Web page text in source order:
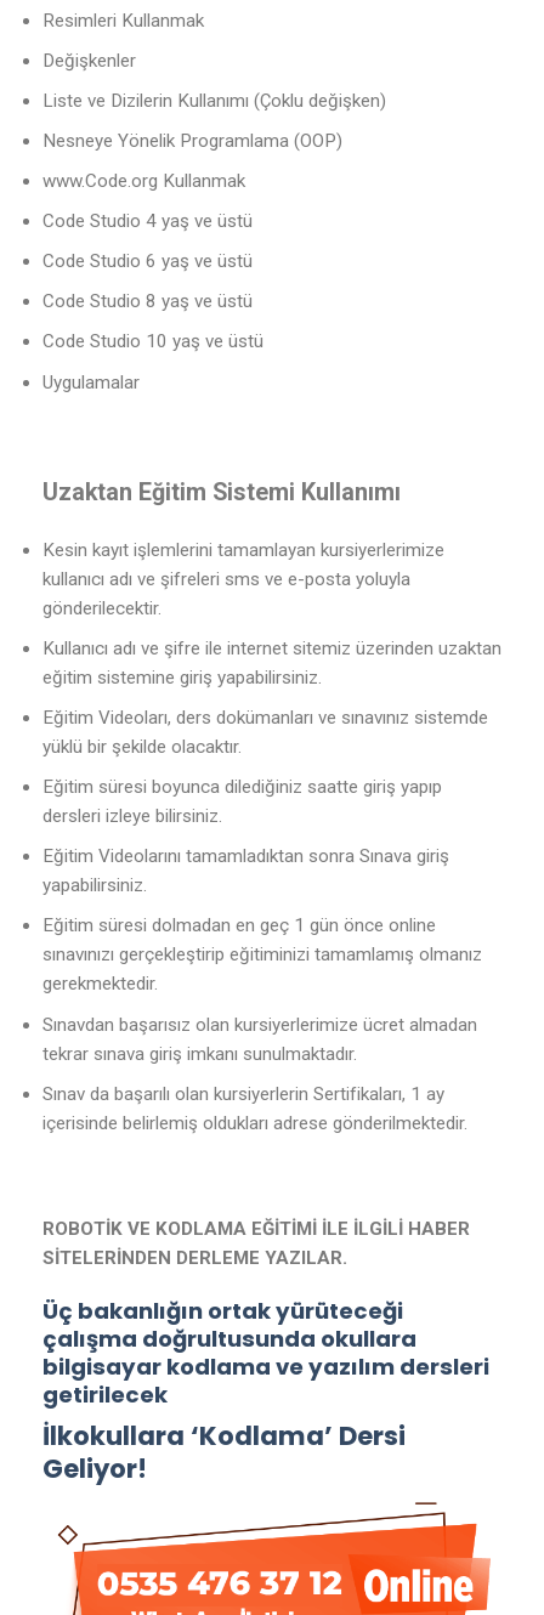
Resimleri Kullanmak
Değişkenler
Liste ve Dizilerin Kullanımı (Çoklu değişken)
Nesneye Yönelik Programlama (OOP)
www.Code.org Kullanmak
Code Studio 4 yaş ve üstü
Code Studio 6 yaş ve üstü
Code Studio 8 yaş ve üstü
Code Studio 10 yaş ve üstü
Uygulamalar
Uzaktan Eğitim Sistemi Kullanımı
Kesin kayıt işlemlerini tamamlayan kursiyerlerimize
kullanıcı adı ve şifreleri sms ve e-posta yoluyla
gönderilecektir.
Kullanıcı adı ve şifre ile internet sitemiz üzerinden uzaktan
eğitim sistemine giriş yapabilirsiniz.
Eğitim Videoları, ders dokümanları ve sınavınız sistemde
yüklü bir şekilde olacaktır.
Eğitim süresi boyunca dilediğiniz saatte giriş yapıp
dersleri izleye bilirsiniz.
Eğitim Videolarını tamamladıktan sonra Sınava giriş
yapabilirsiniz.
Eğitim süresi dolmadan en geç 1 gün önce online
sınavınızı gerçekleştirip eğitiminizi tamamlamış olmanız
gerekmektedir.
Sınavdan başarısız olan kursiyerlerimize ücret almadan
tekrar sınava giriş imkanı sunulmaktadır.
Sınav da başarılı olan kursiyerlerin Sertifikaları, 1 ay
içerisinde belirlemiş oldukları adrese gönderilmektedir.
ROBOTİK VE KODLAMA EĞİTİMİ İLE İLGİLİ HABER
SİTELERİNDEN DERLEME YAZILAR.
Üç bakanlığın ortak yürüteceği
çalışma doğrultusunda okullara
bilgisayar kodlama ve yazılım dersleri
getirilecek
İlkokullara ‘Kodlama’ Dersi
Geliyor!